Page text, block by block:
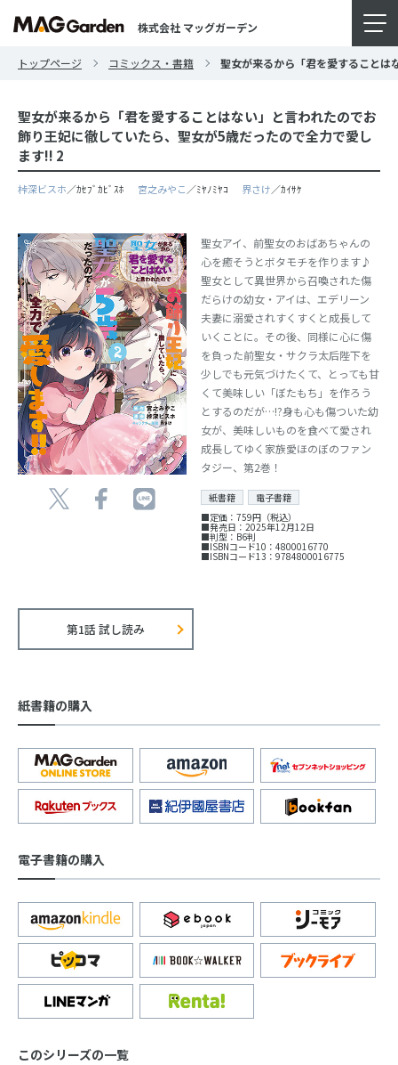
株式会社 マッグガーデン
トップページ コミックス・書籍 聖女が来るから「君を愛することは
聖女が来るから「君を愛することはない」と言われたのでお
飾り王妃に徹していたら、聖女が5歳だったので全力で愛し
ます!! 2
桛深ビスホ／ｶｾﾌﾞｶﾋﾞｽﾎ 宮之みやこ ／ﾐﾔﾉﾐﾔｺ 界さけ／ｶｲｻｹ
聖女アイ、前聖女のおばあちゃんの
心を癒そうとボタモチを作ります♪
聖女として異世界から召喚された傷
だらけの幼女・アイは、エデリーン
夫妻に溺愛されすくすくと成長して
いくことに。その後、同様に心に傷
を負った前聖女・サクラ太后陛下を
少しでも元気づけたくて、とっても甘
くて美味しい「ぼたもち」を作ろう
とするのだが…!?身も心も傷ついた幼
女が、美味しいものを食べて愛され
成長してゆく家族愛ほのぼのファン
タジー、第2巻！
紙書籍
電子書籍
■定価：759円（税込）
■発売日：2025年12月12日
■判型：B6判
■ISBNコード10：4800016770
■ISBNコード13：9784800016775
第1話 試し読み
紙書籍の購入
電子書籍の購入
このシリーズの一覧